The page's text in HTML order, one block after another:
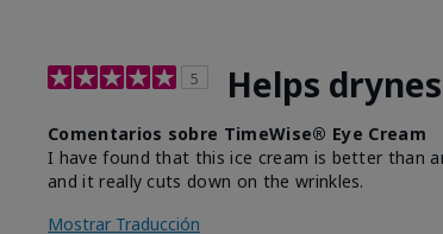
5 Helps
Comentarios sobre TimeWise® Eye Cream
I have found that this ice cream is better than
and it really cuts down on the wrinkles.
Mostrar Traducción